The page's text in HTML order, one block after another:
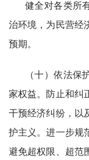
健全对各类所
治环境，为民营经
预期。
（十）依法保
家权益。防止和纠
干预经济纠纷，以
护主义。进一步规
避免超权限、超范